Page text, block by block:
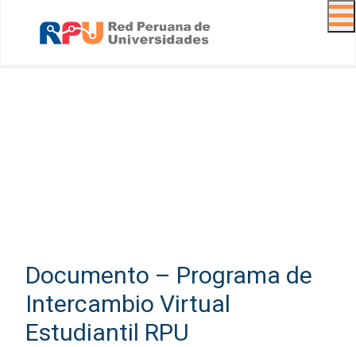
Documento – Programa de
Intercambio Virtual
Estudiantil RPU